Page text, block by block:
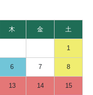
木 金 土
1
6 7 8
13 14 15